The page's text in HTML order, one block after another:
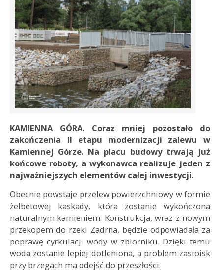
KAMIENNA GÓRA. Coraz mniej pozostało do
zakończenia II etapu modernizacji zalewu w
Kamiennej Górze. Na placu budowy trwają już
końcowe roboty, a wykonawca realizuje jeden z
najważniejszych elementów całej inwestycji.
Obecnie powstaje przelew powierzchniowy w formie
żelbetowej kaskady, która zostanie wykończona
naturalnym kamieniem. Konstrukcja, wraz z nowym
przekopem do rzeki Zadrna, będzie odpowiadała za
poprawę cyrkulacji wody w zbiorniku. Dzięki temu
woda zostanie lepiej dotleniona, a problem zastoisk
przy brzegach ma odejść do przeszłości.